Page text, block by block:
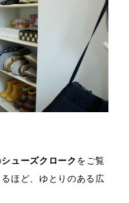
シューズクローク をご覧
ほど、ゆとりのある広